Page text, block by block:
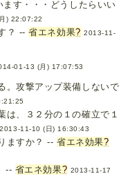
す・・・どうしたらいい
) 22:07:22
？ --省エネ効果? 2013-11-
01-13 (月) 17:07:53
。攻撃アップ装備しないで
は、３２分の１の確立で１
2013-11-10 (日) 16:30:43
ますか？ --省エネ効果?
-- 省エネ効果? 2013-11-17